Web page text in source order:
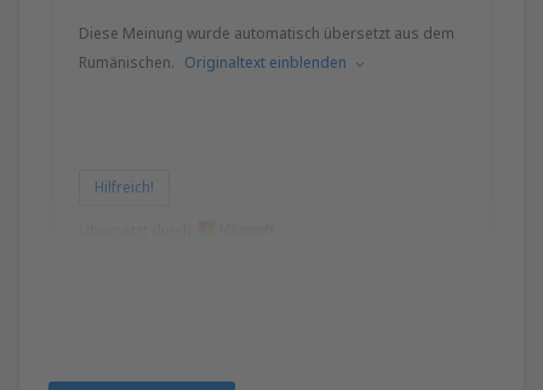
Diese Meinung wurde automatisch übersetzt aus dem
Rumänischen. Originaltext einblenden
Hilfreich!